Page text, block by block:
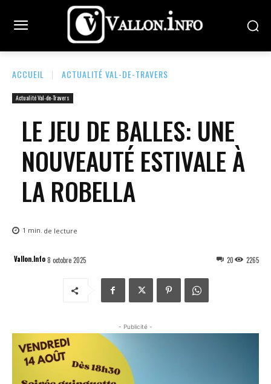
ACCUEIL ACTUALITÉ VAL-DE-TRAVERS
Actualité Val-de-Travers
LE JEU DE BALLES: UNE
NOUVEAUTÉ ESTIVALE À
LA ROBELLA
1 min. de lecture
Vallon.Info8 octobre 2025 2265
20
- Publicité -